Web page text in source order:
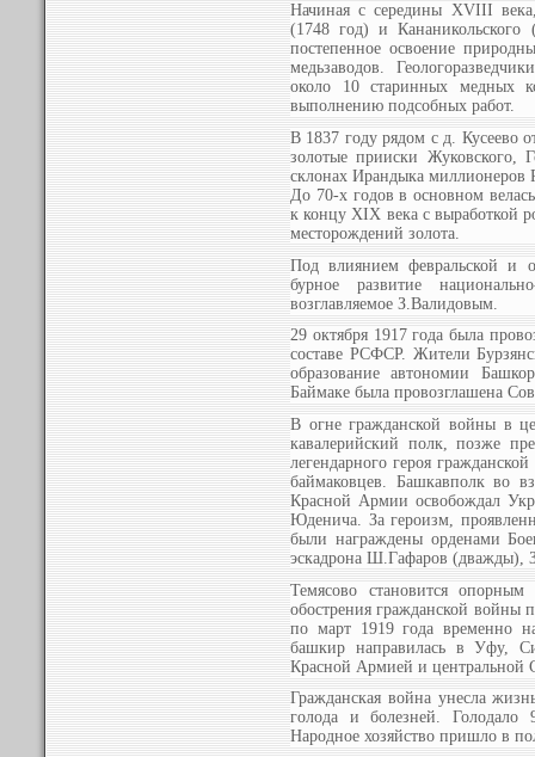
Начиная с середины XVIII
(1748 год) и Кананикольского
постепенное освоение
медьзаводов.
около 10 старинных медных
выполнению подсобных работ.
В 1837 году рядом с д. Кусеево
золотые прииски Жуковского,
склонах Ирандыка
До 70-х годов в основном
к концу XIX века с выработкой
месторождений золота.
Под влиянием февральской и
бурное развитие
возглавляемое З.Валидовым.
29 октября 1917 года была
составе РСФСР. Жители
образование автономии
Баймаке была провозглашена
В огне гражданской войны в
кавалерийский полк, позже
легендарного героя
баймаковцев. Башкавполк во
Красной Армии освобождал
Юденича. За героизм,
были награждены орденами
эскадрона Ш.Гафаров
Темясово становится
обострения гражданской войны
по март 1919 года временно
башкир направилась в Уфу,
Красной Армией и центральной
Гражданская война унесла
голода и болезней. Голодало
Народное хозяйство пришло в